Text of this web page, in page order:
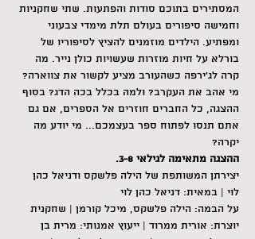
המסתירים בתוכם סודות והפתעות. שתי שחקניות
וחמישה סיפורים בעולם תלת מימדי צבעוני
ומפתיע. הילדים מוזמנים להציץ לסיפוריו של
בורלא על חיות מוזרות שעשויות כולן נייר. מה
קרה לג'ירפה כשהעורב מציע לקשור את צווארה?
מי אהב את העקרב? ולמה בכלל בכה הדג? בסוף
ההצגה, כל החברים חוזרים אל הספרים, אם גם
אתם תנסו לפתוח ספר בעצמכם... מי יודע מה
יקרה?
ההצגה מתאימה לגילאי 3-8.
יצירתן המשותפת של הילה פלשקס ודניאל כהן
לוי | במאית: דניאל כהן לוי
על הבמה: הילה פלשקס, מיכל קורמן | שחקנית
יוצרת: אורית ממרוד | ייעוץ אמנותי: מרית בן